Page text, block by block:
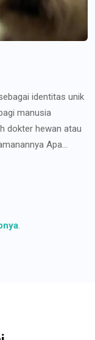
identitas unik
manusia
dokter hewan atau
Apa...
.